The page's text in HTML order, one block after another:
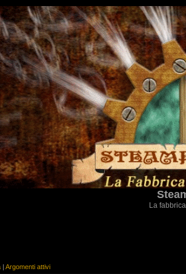
La
| Argomenti attivi